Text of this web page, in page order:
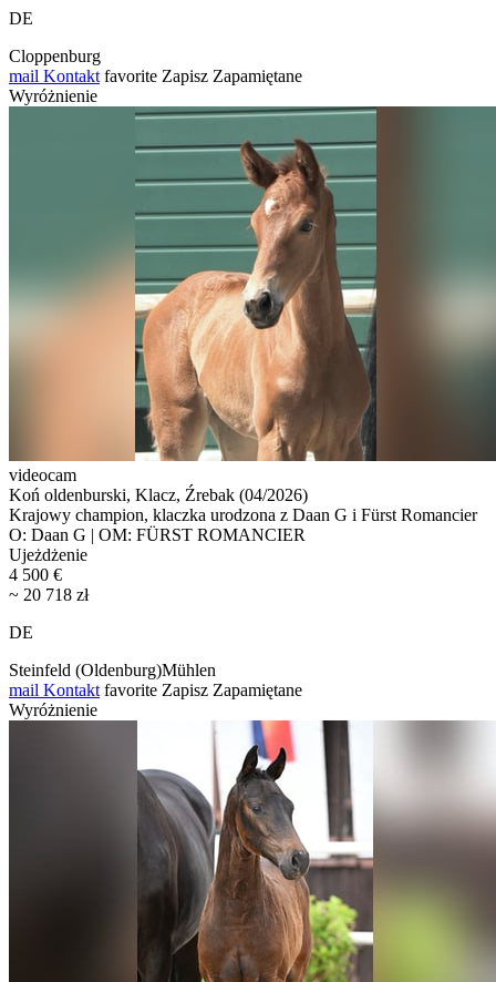
DE
Cloppenburg
mail Kontakt favorite Zapisz Zapamiętane
Wyróżnienie
videocam
Koń oldenburski, Klacz, Źrebak (04/2026)
Krajowy champion, klaczka urodzona z Daan G i Fürst Romancier
O: Daan G | OM: FÜRST ROMANCIER
Ujeżdżenie
4 500 €
~ 20 718 zł
DE
Steinfeld (Oldenburg)Mühlen
mail Kontakt favorite Zapisz Zapamiętane
Wyróżnienie